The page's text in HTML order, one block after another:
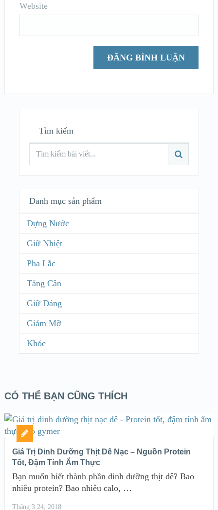
Website
Tìm kiếm
Danh mục sản phẩm
Đựng Nước
Giữ Nhiệt
Pha Lắc
Tăng Cân
Giữ Dáng
Giảm Mỡ
Khỏe
CÓ THỂ BẠN CŨNG THÍCH
Giá Trị Dinh Dưỡng Thịt Dê Nạc – Nguồn Protein
Tốt, Đậm Tính Ẩm Thực
Bạn muốn biết thành phần dinh dưỡng thịt dê? Bao
nhiêu protein? Bao nhiêu calo, …
Tháng 3 24, 2018